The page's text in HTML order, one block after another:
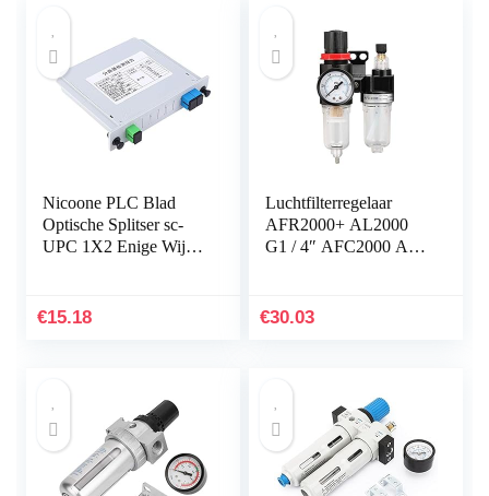
Nicoone PLC Blad
Optische Splitser sc-
UPC 1X2 Enige Wijze
€15.18
Luchtfilterregelaar
AFR2000+ AL2000
G1 / 4″ AFC2000 Air
Regulator Trap
€30.03